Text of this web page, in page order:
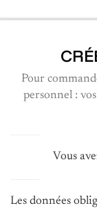
Pour
personnel :
Vous
Les données